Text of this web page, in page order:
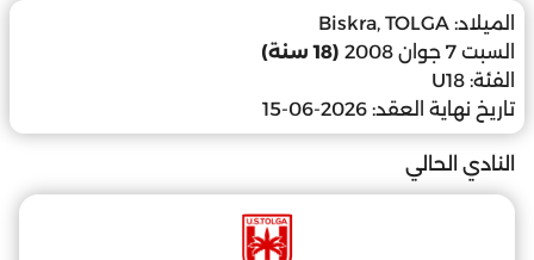
الميلاد: Biskra, TOLGA
السبت 7 جوان 2008
(18 سنة)
الفئة: U18
تاريخ نهاية العقد: 2026-06-15
النادي الحالي